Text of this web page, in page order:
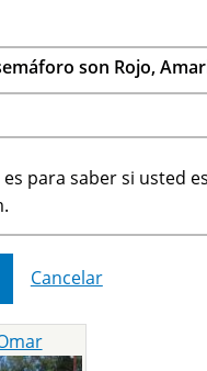
son Rojo,
para saber si usted
Cancelar